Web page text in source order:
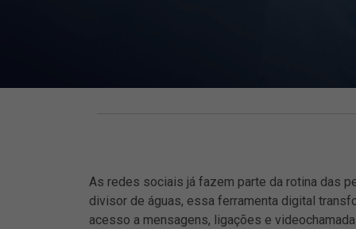
As redes sociais já fazem parte da rotina das
divisor de águas, essa ferramenta digital
acesso a mensagens, ligações e